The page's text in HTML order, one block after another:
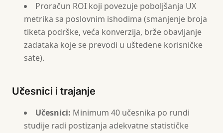
Proračun ROI koji povezuje poboljšanja UX
metrika sa poslovnim ishodima (smanjenje broja
tiketa podrške, veća konverzija, brže obavljanje
zadataka koje se prevodi u uštedene korisničke
sate).
Učesnici i trajanje
Učesnici: Minimum 40 učesnika po rundi
studije radi postizanja adekvatne statističke